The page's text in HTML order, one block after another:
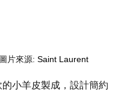
圖片來源: Saint Laurent
的小羊皮製成，設計簡約